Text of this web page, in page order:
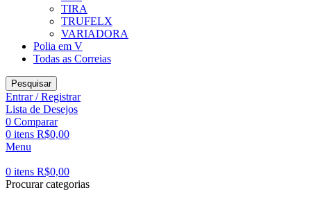
TIRA
TRUFELX
VARIADORA
Polia em V
Todas as Correias
Pesquisar
Entrar / Registrar
Lista de Desejos
0 Comparar
0 itens R$0,00
Menu
0 itens R$0,00
Procurar categorias